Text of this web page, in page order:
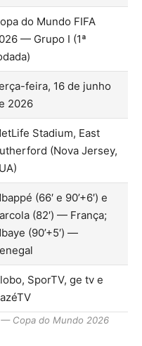
do Mundo FIFA
— Grupo I (1ª
feira, 16 de junho
2026
Stadium, East
(Nova Jersey,
(66′ e 90’+6′) e
(82′) — França;
(90’+5′) —
SporTV, ge tv e
— Copa do Mundo 2026